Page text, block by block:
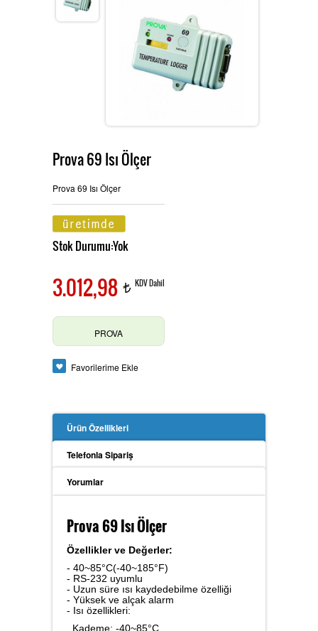
MULTİTECH
TES ve PROVA Ölçü Aletleri
Pensampermetre
Multimetre
Toprak Megeri
Anemometre
OAG Ölçü Aletleri
Hizmetlerimiz
İletişim
Prova 69 Isı Ölçer
Prova 69 Isı Ölçer
Stok Durumu:Yok
3.012,98 t KDV Dahil
PROVA
Favorilerime Ekle
Ürün Özellikleri
Telefonla Sipariş
Yorumlar
Prova 69 Isı Ölçer
Özellikler ve Değerler:
- 40~85°C(-40~185°F)
- RS-232 uyumlu
- Uzun süre ısı kaydedebilme özelliği
- Yüksek ve alçak alarm
- Isı özellikleri:
Kademe: -40~85°C